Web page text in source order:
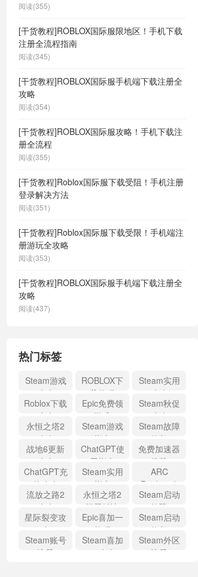
阅读(355)
[干货教程]ROBLOX国际服限地区！手机下载
注册全流程指南
阅读(345)
[干货教程]ROBLOX国际服手机端下载注册全
攻略
阅读(354)
[干货教程]ROBLOX国际服攻略！手机下载注
册全流程
阅读(355)
[干货教程]Roblox国际服下载受阻！手机注册
登录解决方法
阅读(351)
[干货教程]Roblox国际服下载受限！手机端注
册游玩全攻略
阅读(353)
[干货教程]ROBLOX国际服手机端下载注册全
攻略
阅读(437)
热门标签
Steam游戏
攻略
ROBLOX下
载教程
Steam实用
攻略
Roblox下载
攻略
Epic免费领
游戏
Steam秋促
攻略
永恒之塔2
攻略
Steam游戏
指南
Steam故障
修复
战地6更新
攻略
ChatGPT使
用指南
免费加速器
推荐
ChatGPT充
值攻略
Steam实用
指南
ARC
Raiders攻
略
流放之路2
攻略
永恒之塔2
问题解决
Steam启动
故障
星际裂变攻
略
Epic喜加一
教程
Steam启动
修复
Steam账号
注册
Steam喜加
一攻略
Steam外区
注册